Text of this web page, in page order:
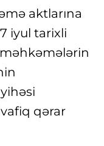
aktlarına
iyul tarixli
məhkəmələrin
qərar